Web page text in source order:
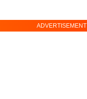
ADVERTISEMENT